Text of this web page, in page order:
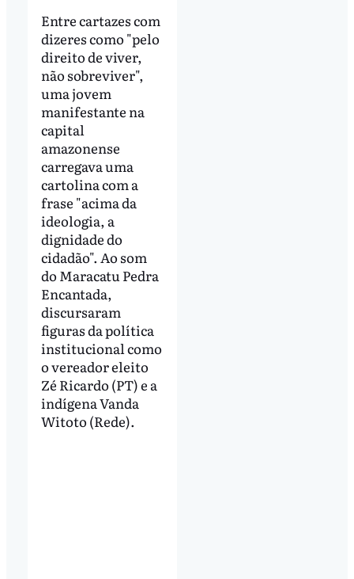
Entre cartazes com
dizeres como "pelo
direito de viver,
não sobreviver",
uma jovem
manifestante na
capital
amazonense
carregava uma
cartolina com a
frase "acima da
ideologia, a
dignidade do
cidadão". Ao som
do Maracatu Pedra
Encantada,
discursaram
figuras da política
institucional como
o vereador eleito
Zé Ricardo (PT) e a
indígena Vanda
Witoto (Rede).